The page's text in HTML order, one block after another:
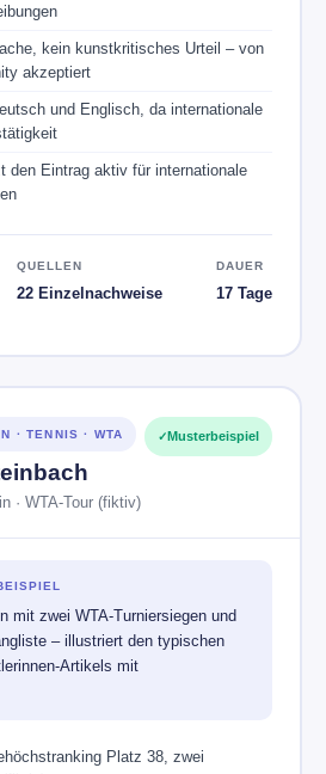
kein kunstkritisches Urteil – von
akzeptiert
und Englisch, da internationale
den Eintrag aktiv für internationale
QUELLEN
22 Einzelnachweise
DAUER
17 Tage
· TENNIS · WTA
· WTA-Tour (fiktiv)
Musterbeispiel
mit zwei WTA-Turniersiegen und
– illustriert den typischen
Artikels mit
Platz 38, zwei